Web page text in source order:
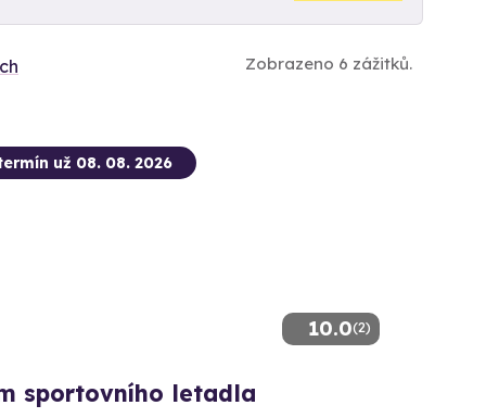
Zobrazeno 6 zážitků.
10.0(2)
už 08. 08. 2026
sportovního letadla